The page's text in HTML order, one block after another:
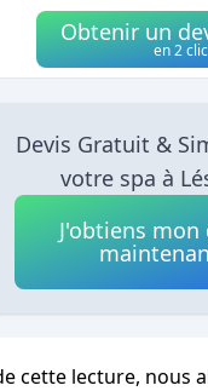
Obtenir un
en 2
Devis Gratuit &
votre spa à
J'obtiens mon
cette lecture, nous